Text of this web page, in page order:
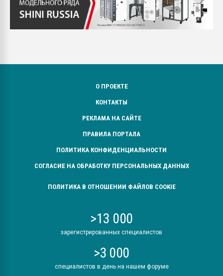
О ПРОЕКТЕ
КОНТАКТЫ
РЕКЛАМА НА САЙТЕ
ПРАВИЛА ПОРТАЛА
ПОЛИТИКА КОНФИДЕНЦИАЛЬНОСТИ
СОГЛАСИЕ НА ОБРАБОТКУ ПЕРСОНАЛЬНЫХ ДАННЫХ
ПОЛИТИКА В ОТНОШЕНИИ ФАЙЛОВ COOKIE
>13 000
зарегистрированных специалистов
>3 000
специалистов в день на нашем форуме